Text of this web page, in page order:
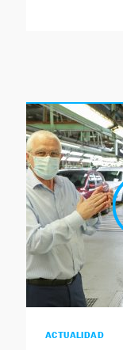
ACTUALIDAD